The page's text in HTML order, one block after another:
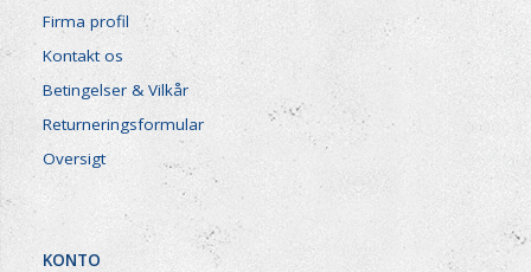
Firma profil
Kontakt os
Betingelser & Vilkår
Returneringsformular
Oversigt
KONTO